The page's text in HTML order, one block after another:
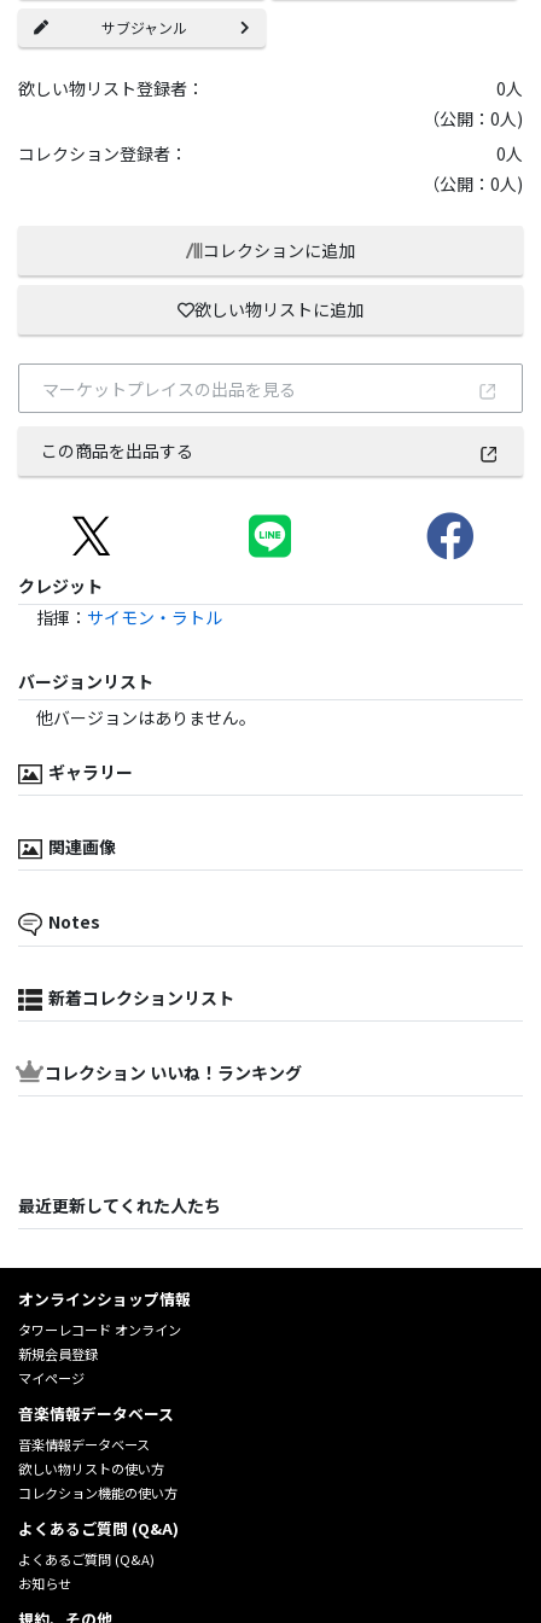
サブジャンル
欲しい物リスト登録者： 0人
（公開：0人)
コレクション登録者：
0人
（公開：0人)
コレクションに追加
欲しい物リストに追加
マーケットプレイスの出品を見る
この商品を出品する
クレジット
指揮 ： サイモン・ラトル
バージョンリスト
他バージョンはありません。
ギャラリー
関連画像
Notes
新着コレクションリスト
コレクション いいね！ランキング
最近更新してくれた人たち
オンラインショップ情報
タワーレコード オンライン
新規会員登録
マイページ
音楽情報データベース
音楽情報データベース
欲しい物リストの使い方
コレクション機能の使い方
よくあるご質問 (Q&A)
よくあるご質問 (Q&A)
お知らせ